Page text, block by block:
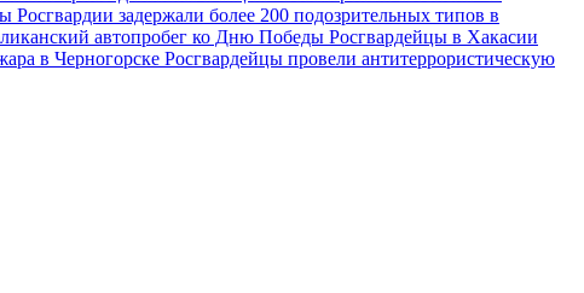
Росгвардии задержали более 200 подозрительных типов в
автопробег ко Дню Победы Росгвардейцы в Хакасии
в Черногорске Росгвардейцы провели антитеррористическую